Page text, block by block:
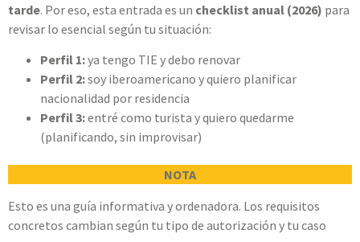
tarde. Por eso, esta entrada es un checklist anual (2026) para
revisar lo esencial según tu situación:
Perfil 1:ya tengo TIE y debo renovar
Perfil 2:soy iberoamericano y quiero planificar
nacionalidad por residencia
Perfil 3:entré como turista y quiero quedarme
(planificando, sin improvisar)
NOTA
Esto es una guía informativa y ordenadora. Los requisitos
concretos cambian según tu tipo de autorización y tu caso